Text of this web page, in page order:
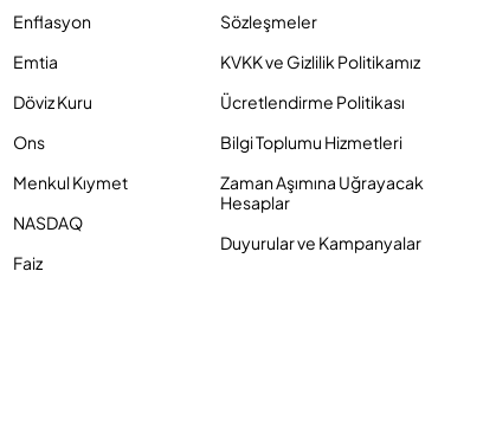
Enflasyon
Emtia
Döviz Kuru
Ons
Menkul Kıymet
NASDAQ
Faiz
Sözleşmeler
KVKK ve Gizlilik Politikamız
Ücretlendirme Politikası
Bilgi Toplumu Hizmetleri
Zaman Aşımına Uğrayacak
Hesaplar
Duyurular ve Kampanyalar